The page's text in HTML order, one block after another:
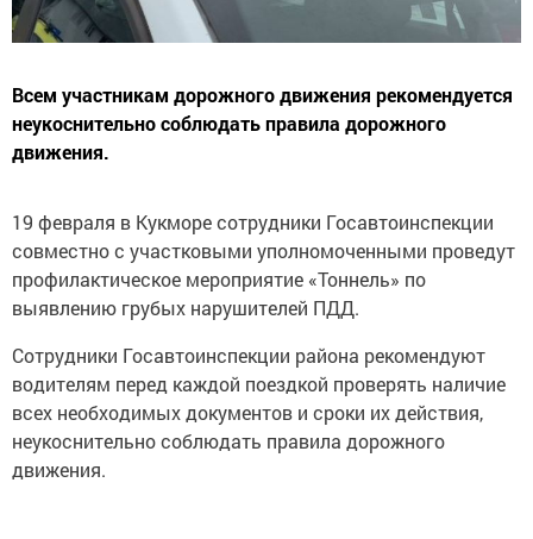
Всем участникам дорожного движения рекомендуется
неукоснительно соблюдать правила дорожного
движения.
19 февраля в Кукморе сотрудники Госавтоинспекции
совместно с участковыми уполномоченными проведут
профилактическое мероприятие «Тоннель» по
выявлению грубых нарушителей ПДД.
Сотрудники Госавтоинспекции района рекомендуют
водителям перед каждой поездкой проверять наличие
всех необходимых документов и сроки их действия,
неукоснительно соблюдать правила дорожного
движения.